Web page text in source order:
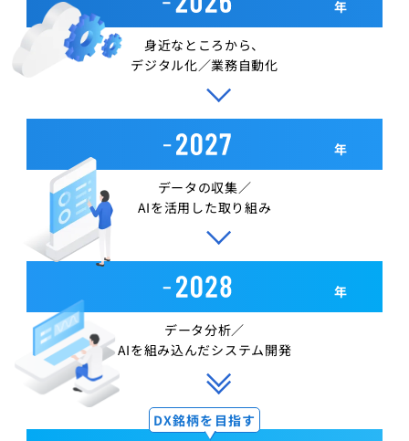
年
身近なところから、
デジタル化／業務自動化
年
データの収集／
AIを活用した取り組み
年
データ分析／
AIを組み込んだシステム開発
DX銘柄を目指す